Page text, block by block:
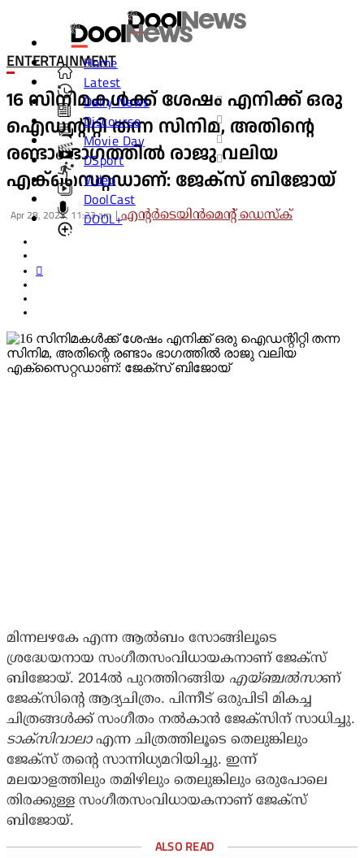
Home
Latest
Daily News
Discourse
Movie Day
DSport
Video
DoolCast
DOOL+
ENTERTAINMENT
16 സിനിമകള്‍ക്ക് ശേഷം എനിക്ക് ഒരു
ഐഡന്റിറ്റി തന്ന സിനിമ, അതിന്റെ
രണ്ടാം ഭാഗത്തില്‍ രാജു വലിയ
എക്‌സൈറ്റഡാണ്: ജേക്‌സ് ബിജോയ്
Apr 28, 2025, 11:23 am എന്റര്‍ടെയിന്‍മെന്റ് ഡെസ്‌ക്
മിന്നലഴകേ എന്ന ആല്‍ബം സോങ്ങിലൂടെ
ശ്രദ്ധേയനായ സംഗീതസംവിധായകനാണ് ജേക്‌സ്
ബിജോയ്. 2014ല്‍ പുറത്തിറങ്ങിയ എയ്ഞ്ചല്‍സാണ്
ജേക്‌സിന്റെ ആദ്യചിത്രം. പിന്നീട് ഒരുപിടി മികച്ച
ചിത്രങ്ങള്‍ക്ക് സംഗീതം നല്‍കാന്‍ ജേക്‌സിന് സാധിച്ചു.
ടാക്‌സിവാലാഎന്ന ചിത്രത്തിലൂടെ തെലുങ്കിലും
ജേക്‌സ് തന്റെ സാന്നിധ്യമറിയിച്ചു. ഇന്ന്
മലയാളത്തിലും തമിഴിലും തെലുങ്കിലും ഒരുപോലെ
തിരക്കുള്ള സംഗീതസംവിധായകനാണ് ജേക്‌സ്
ബിജോയ്.